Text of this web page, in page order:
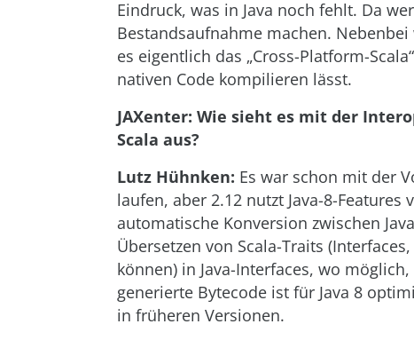
Eindruck, was in Java noch fehlt. Da
Bestandsaufnahme machen.
es eigentlich das „Cross-Platform-
nativen Code kompilieren lässt.
JAXenter: Wie sieht es mit der
Scala aus?
Lutz Hühnken: Es war schon mit der
laufen, aber 2.12 nutzt Java-8-
automatische Konversion zwischen
Übersetzen von Scala-Traits
können) in Java-Interfaces, wo
generierte Bytecode ist für Java 8
in früheren Versionen.